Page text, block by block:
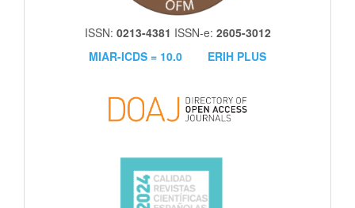
ISSN: 0213-4381 ISSN-e: 2605-3012
MIAR-ICDS = 10.0
ERIH PLUS